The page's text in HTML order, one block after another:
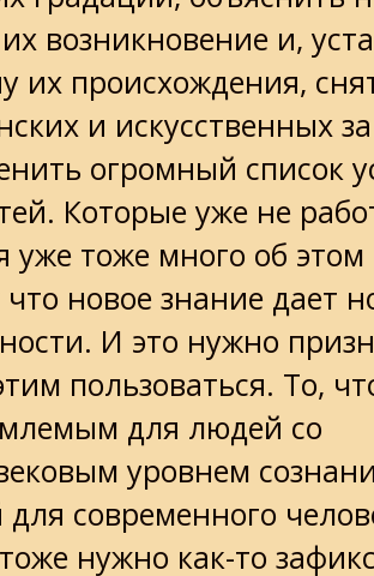
возникновение и,
их происхождения,
и искусственных
огромный список
Которые уже не
уже тоже много об
новое знание дает
И это нужно
пользоваться. То,
для людей со
уровнем
современного
нужно как-то